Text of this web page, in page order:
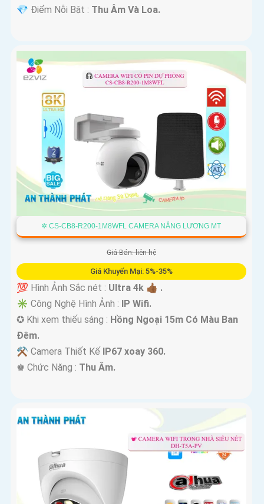
️💎 Điểm Nỗi Bật : Thu Âm Và Loa.
✲ CS-CB8-R200-1M8WFL CAMERA NĂNG LƯƠNG MT
Giá Bán: liên hệ
Giá Khuyến Mại: 5%-35%
💯 Hình Ảnh Sắc nét : Ultra 4k 👍🏾 .
✳️ Công Nghệ Hình Ảnh :
IP Wifi.
✪ Khi xem thiếu sáng : Hồng Ngoại 15m Có Màu Ban
Ðêm.
⚒ Camera Thiết Kế
IP67 xoay 360.
️♚ Chức Năng : Thu Âm.